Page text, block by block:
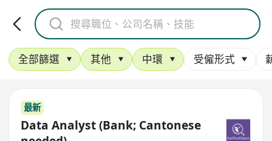
全部篩選 其他 中環 受僱形式
最新
Data Analyst (Bank; Cantonese